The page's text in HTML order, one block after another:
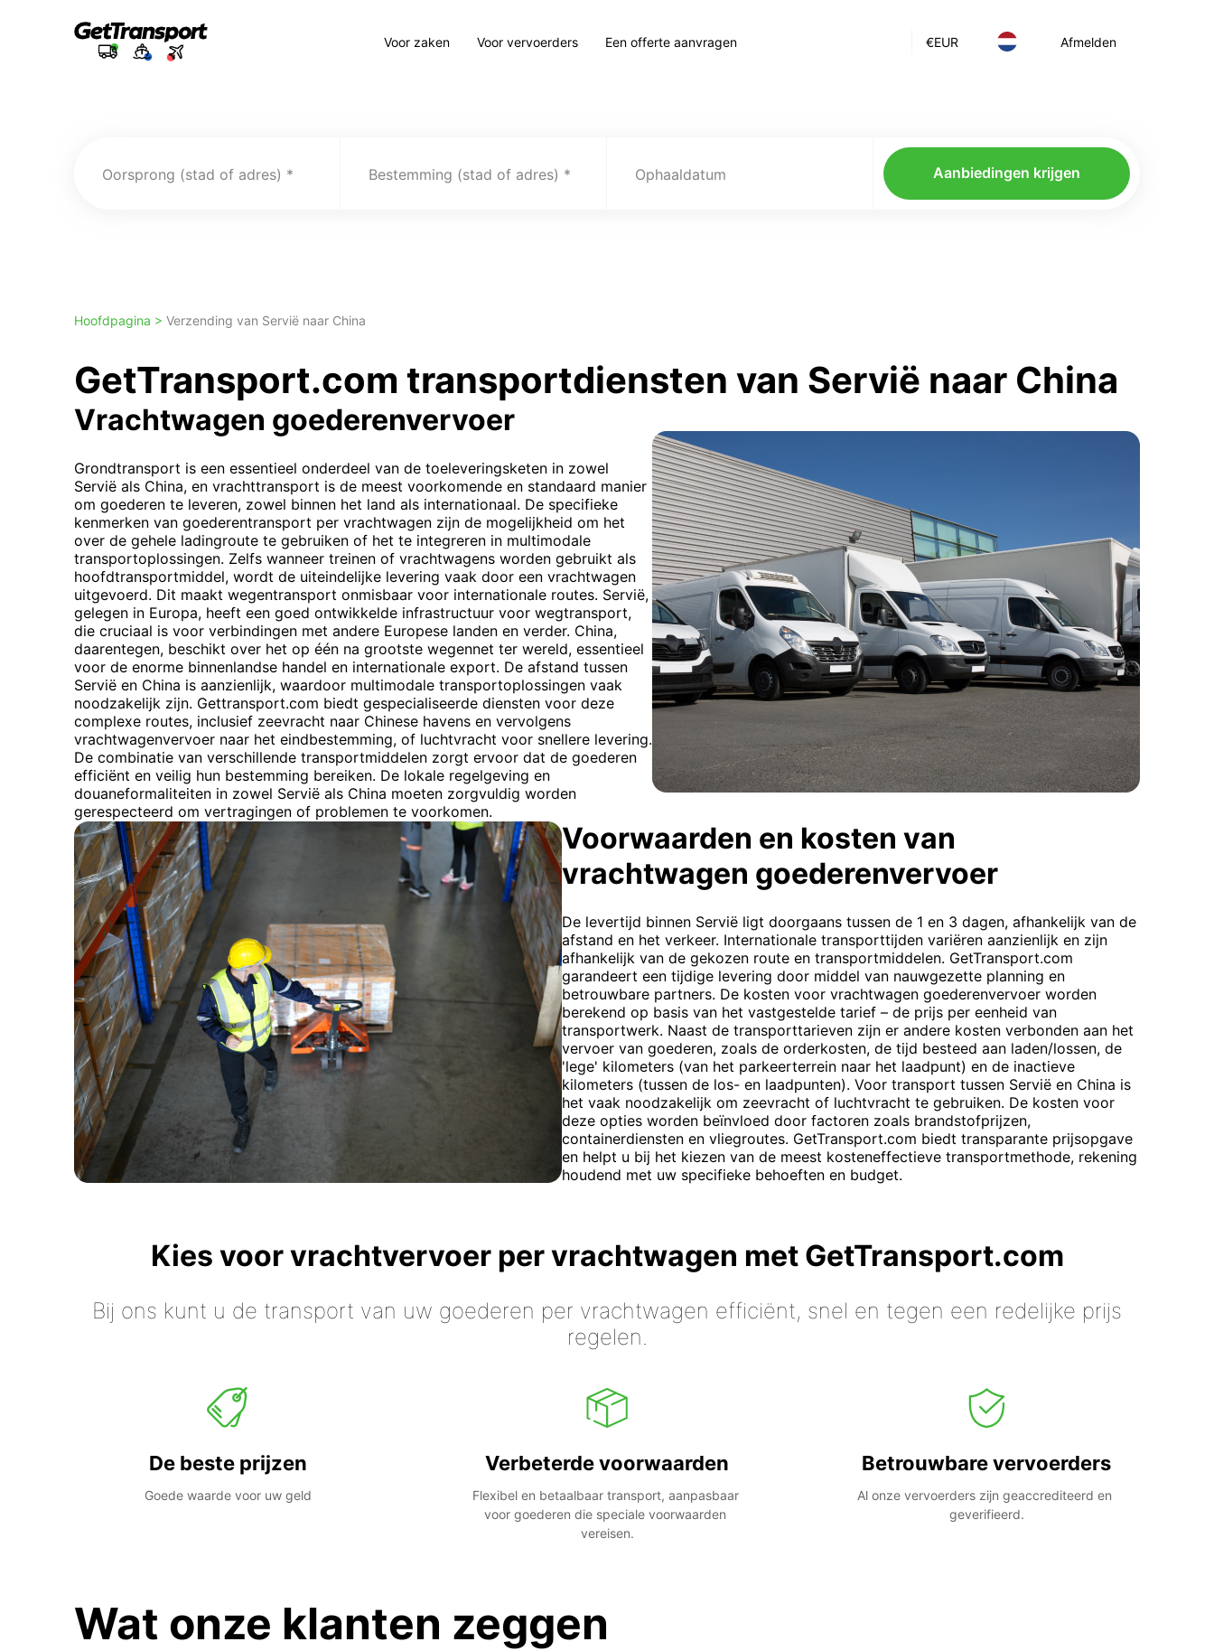
€EUR Afmelden
Voor zaken Voor vervoerders Een offerte aanvragen
Oorsprong (stad of adres) Bestemming (stad of adres) Ophaaldatum Aanbiedingen krijgen
Hoofdpagina > Verzending van Servië naar China
GetTransport.com transportdiensten van Servië naar China
Vrachtwagen goederenvervoer
Grondtransport is een essentieel onderdeel van de toeleveringsketen in zowel
Servië als China, en vrachttransport is de meest voorkomende en standaard manier
om goederen te leveren, zowel binnen het land als internationaal. De specifieke
kenmerken van goederentransport per vrachtwagen zijn de mogelijkheid om het
over de gehele ladingroute te gebruiken of het te integreren in multimodale
transportoplossingen. Zelfs wanneer treinen of vrachtwagens worden gebruikt als
hoofdtransportmiddel, wordt de uiteindelijke levering vaak door een vrachtwagen
uitgevoerd. Dit maakt wegentransport onmisbaar voor internationale routes. Servië,
gelegen in Europa, heeft een goed ontwikkelde infrastructuur voor wegtransport,
die cruciaal is voor verbindingen met andere Europese landen en verder. China,
daarentegen, beschikt over het op één na grootste wegennet ter wereld, essentieel
voor de enorme binnenlandse handel en internationale export. De afstand tussen
Servië en China is aanzienlijk, waardoor multimodale transportoplossingen vaak
noodzakelijk zijn. Gettransport.com biedt gespecialiseerde diensten voor deze
complexe routes, inclusief zeevracht naar Chinese havens en vervolgens
vrachtwagenvervoer naar het eindbestemming, of luchtvracht voor snellere levering.
De combinatie van verschillende transportmiddelen zorgt ervoor dat de goederen
efficiënt en veilig hun bestemming bereiken. De lokale regelgeving en
douaneformaliteiten in zowel Servië als China moeten zorgvuldig worden
gerespecteerd om vertragingen of problemen te voorkomen.
Voorwaarden en kosten van
vrachtwagen goederenvervoer
De levertijd binnen Servië ligt doorgaans tussen de 1 en 3 dagen, afhankelijk van de
afstand en het verkeer. Internationale transporttijden variëren aanzienlijk en zijn
afhankelijk van de gekozen route en transportmiddelen. GetTransport.com
garandeert een tijdige levering door middel van nauwgezette planning en
betrouwbare partners. De kosten voor vrachtwagen goederenvervoer worden
berekend op basis van het vastgestelde tarief – de prijs per eenheid van
transportwerk. Naast de transporttarieven zijn er andere kosten verbonden aan het
vervoer van goederen, zoals de orderkosten, de tijd besteed aan laden/lossen, de
'lege' kilometers (van het parkeerterrein naar het laadpunt) en de inactieve
kilometers (tussen de los- en laadpunten). Voor transport tussen Servië en China is
het vaak noodzakelijk om zeevracht of luchtvracht te gebruiken. De kosten voor
deze opties worden beïnvloed door factoren zoals brandstofprijzen,
containerdiensten en vliegroutes. GetTransport.com biedt transparante prijsopgave
en helpt u bij het kiezen van de meest kosteneffectieve transportmethode, rekening
houdend met uw specifieke behoeften en budget.
Kies voor vrachtvervoer per vrachtwagen met GetTransport.com
Bij ons kunt u de transport van uw goederen per vrachtwagen efficiënt, snel en tegen een redelijke prijs
regelen.
De beste prijzen
Goede waarde voor uw geld
Verbeterde voorwaarden
Flexibel en betaalbaar transport, aanpasbaar
voor goederen die speciale voorwaarden
vereisen.
Betrouwbare vervoerders
Al onze vervoerders zijn geaccrediteerd en
geverifieerd.
Wat onze klanten zeggen